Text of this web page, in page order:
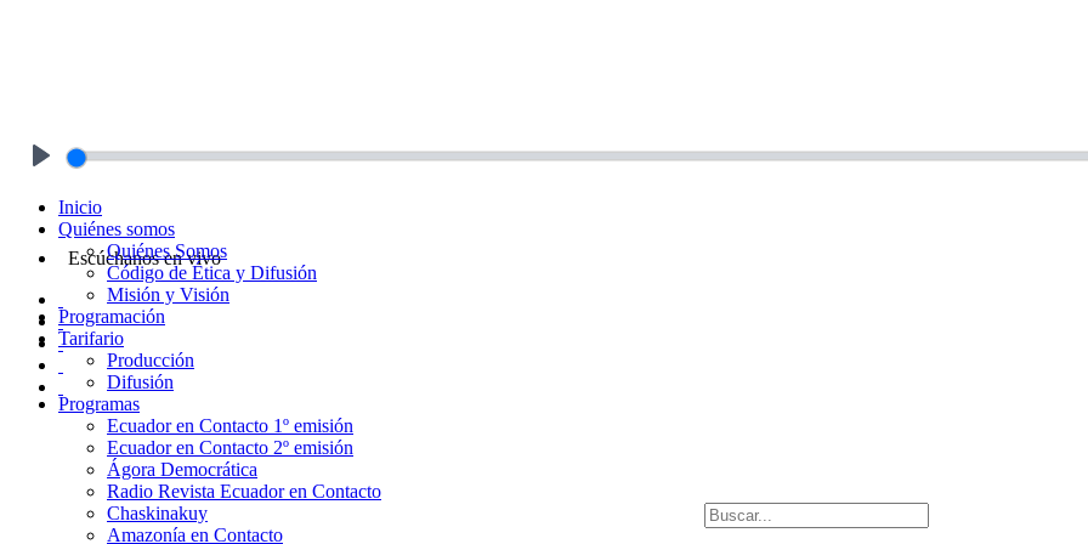
Escúchanos en vivo
Inicio
Quiénes somos
Quiénes Somos
Código de Ética y Difusión
Misión y Visión
Programación
Tarifario
Producción
Difusión
Programas
Ecuador en Contacto 1º emisión
Ecuador en Contacto 2º emisión
Ágora Democrática
Radio Revista Ecuador en Contacto
Chaskinakuy
Amazonía en Contacto